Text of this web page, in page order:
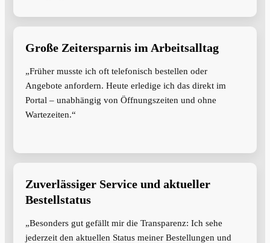
Große Zeitersparnis im Arbeitsalltag
„Früher musste ich oft telefonisch bestellen oder
Angebote anfordern. Heute erledige ich das direkt im
Portal – unabhängig von Öffnungszeiten und ohne
Wartezeiten.“
Zuverlässiger Service und aktueller
Bestellstatus
„Besonders gut gefällt mir die Transparenz: Ich sehe
jederzeit den aktuellen Status meiner Bestellungen und